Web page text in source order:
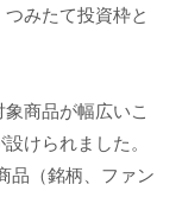
みたて投資枠と
商品が幅広いこ
けられました。
品（銘柄、ファン